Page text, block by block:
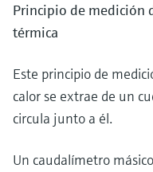
Principio de medición
térmica
Este principio de
calor se extrae de un
circula junto a él.
Un caudalímetro